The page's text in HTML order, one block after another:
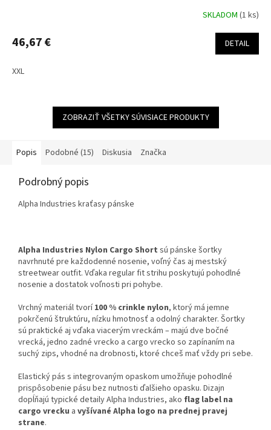
SKLADOM (1 ks)
46,67 € DETAIL
XXL
ZOBRAZIŤ VŠETKY SÚVISIACE PRODUKTY
Popis Podobné (15) Diskusia Značka
Podrobný popis
Alpha Industries kraťasy pánske
Alpha Industries Nylon Cargo Short sú pánske šortky
navrhnuté pre každodenné nosenie, voľný čas aj mestský
streetwear outfit. Vďaka regular fit strihu poskytujú pohodlné
nosenie a dostatok voľnosti pri pohybe.
Vrchný materiál tvorí100 % crinkle nylon, ktorý má jemne
pokrčenú štruktúru, nízku hmotnosť a odolný charakter. Šortky
sú praktické aj vďaka viacerým vreckám – majú dve bočné
vrecká, jedno zadné vrecko a cargo vrecko so zapínaním na
suchý zips, vhodné na drobnosti, ktoré chceš mať vždy pri sebe.
Elastický pás s integrovaným opaskom umožňuje pohodlné
prispôsobenie pásu bez nutnosti ďalšieho opasku. Dizajn
dopĺňajú typické detaily Alpha Industries, ako flag label na
cargo vrecku a vyšívané Alpha logo na prednej pravej
strane.